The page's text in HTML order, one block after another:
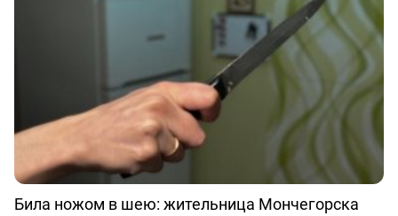
Била ножом в шею: жительница Мончегорска